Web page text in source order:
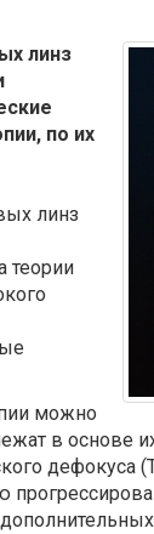
линз
по их
линз
теории
можно
в основе
дефокуса